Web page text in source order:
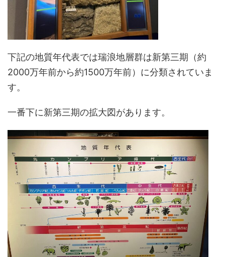
下記の地質年代表では瑞浪地層群は新第三期（約
2000万年前から約1500万年前）に分類されていま
す。
一番下に新第三期の拡大図があります。